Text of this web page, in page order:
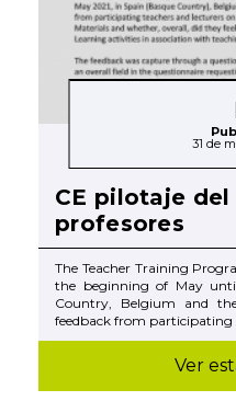
31 de
CE pilotaje del
profesores
The Teacher Training
the beginning of May
Country, Belgium and
feedback from participating
Ver